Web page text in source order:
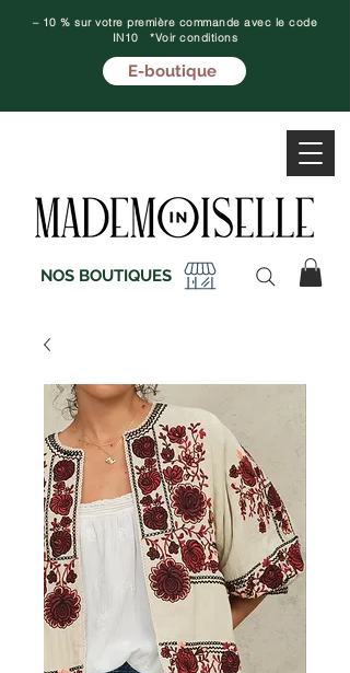
– 10 % sur votre première commande avec le code
IN10 *Voir conditions
E-boutique
NOS BOUTIQUES